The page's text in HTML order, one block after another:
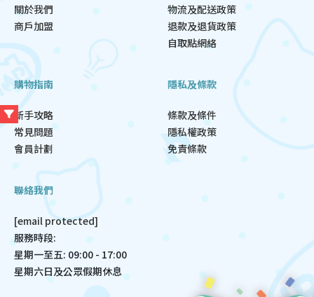
關於我們
商戶加盟
物流及配送政策
退款及退貨政策
自取點網絡
購物指南
新手攻略
常見問題
會員計劃
隱私及條款
條款及條件
隱私權政策
免責條款
聯絡我們
[email protected]
服務時段:
星期一至五: 09:00 - 17:00
星期六日及公眾假期休息